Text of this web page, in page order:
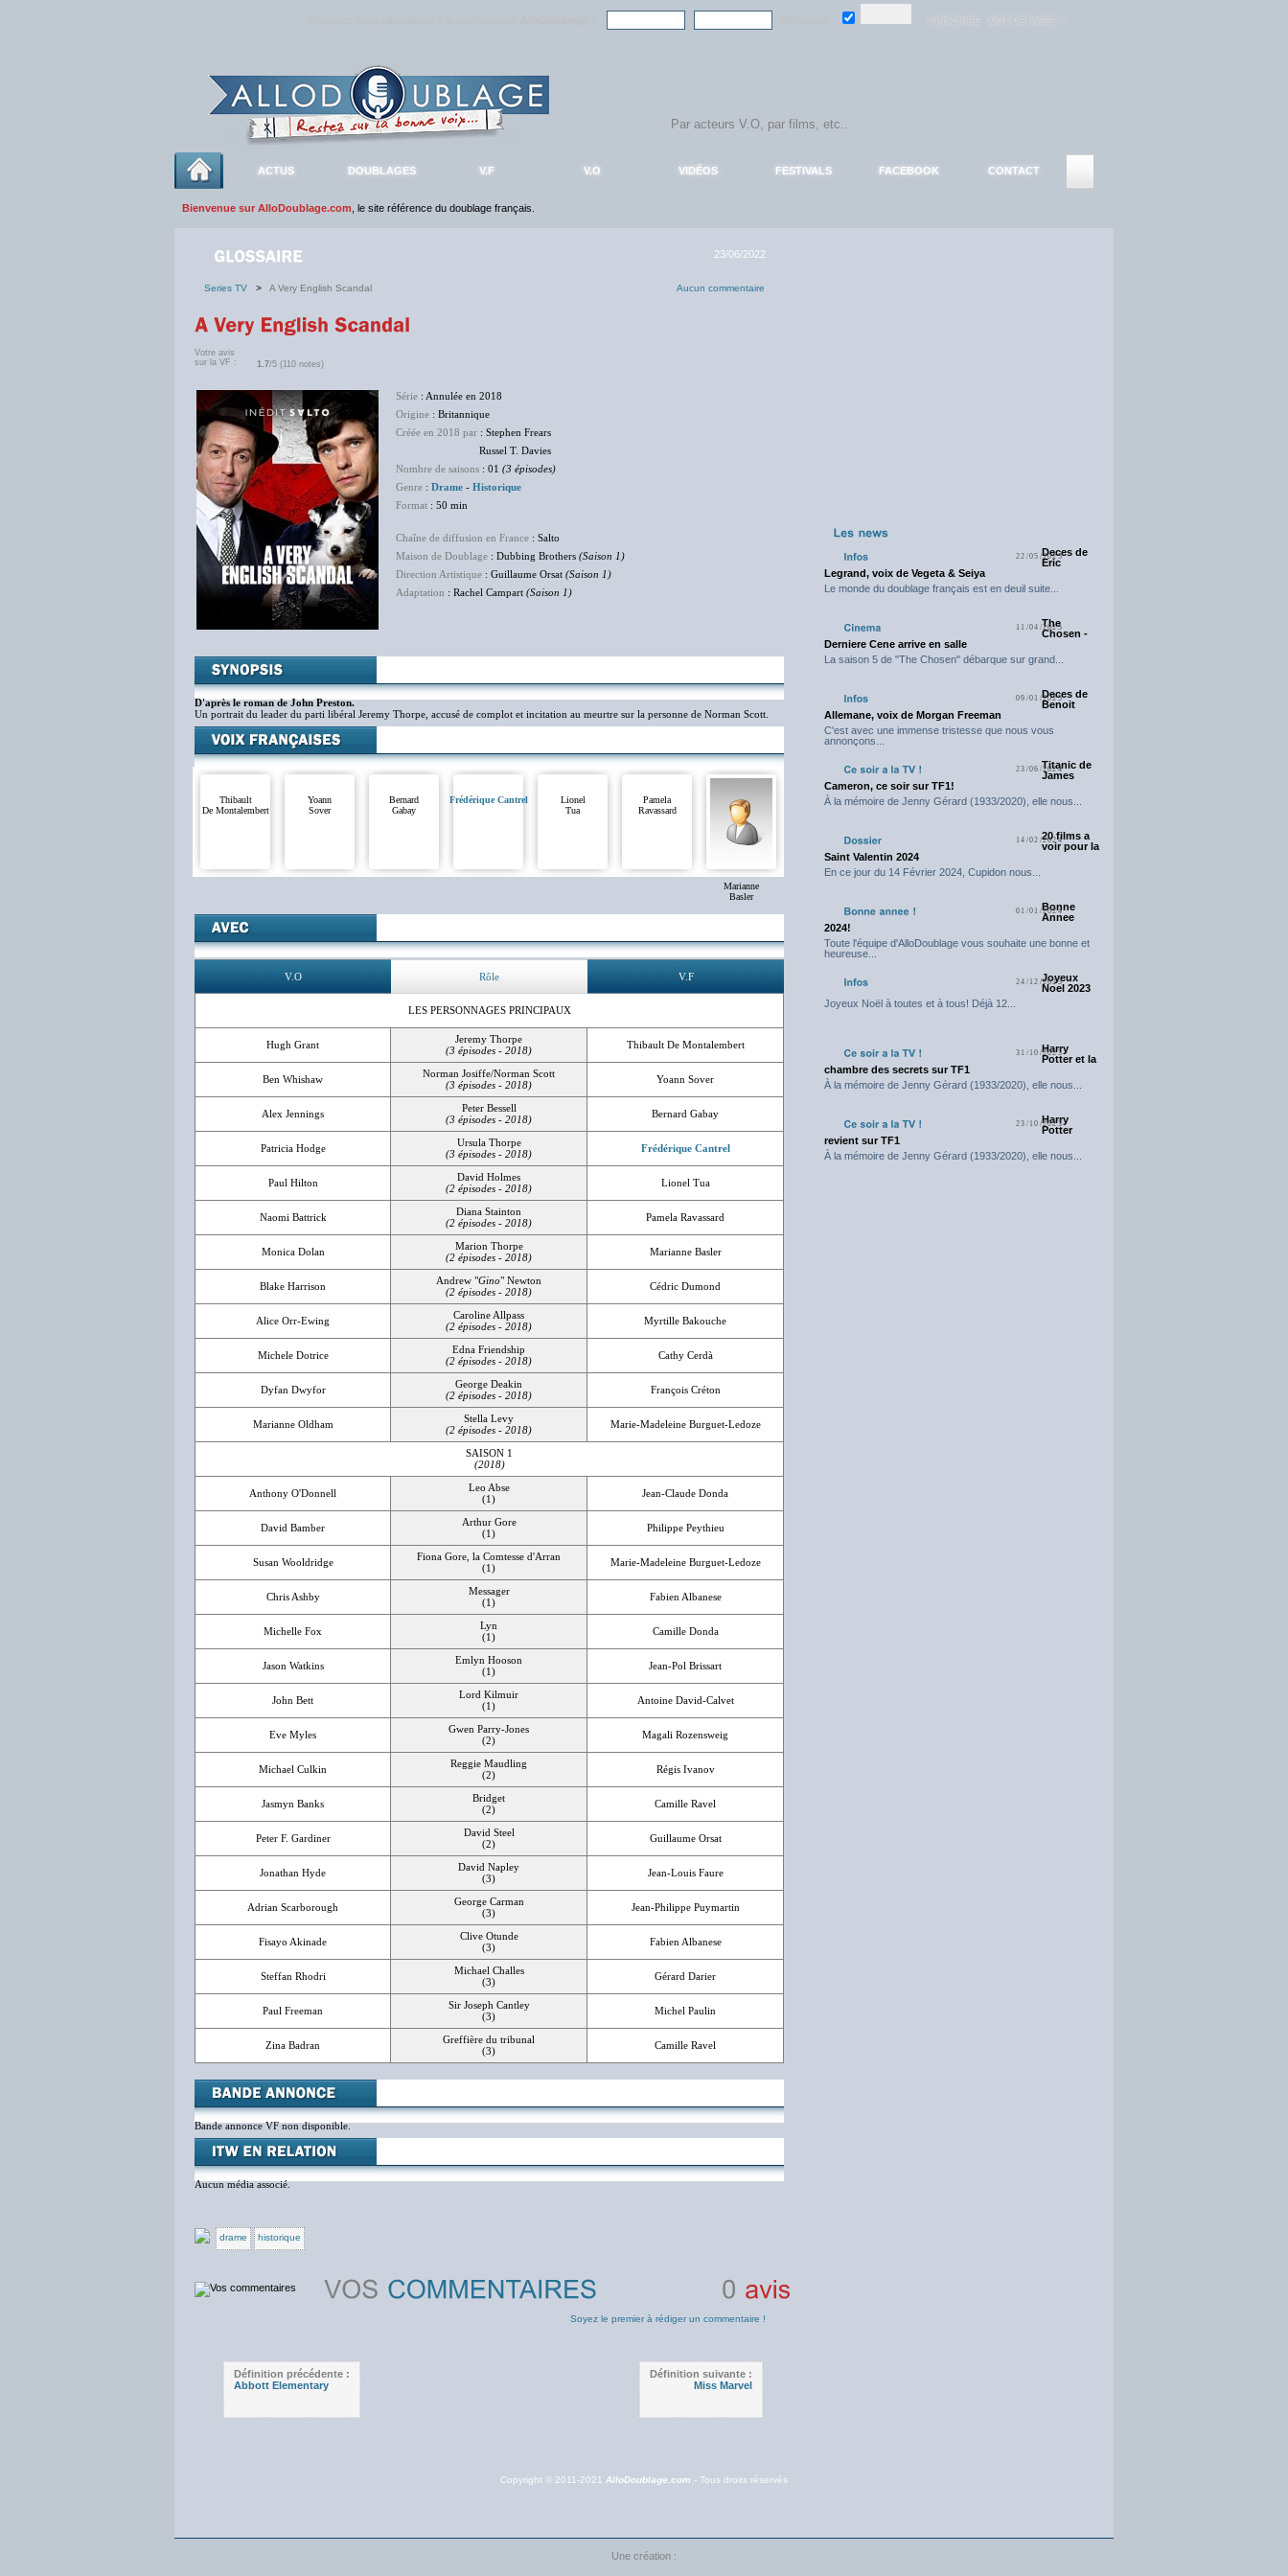
ACTUS DOUBLAGES V.F V.O VIDÉOS FESTIVALS FACEBOOK CONTACT
Bienvenue sur AlloDoublage.com , le site référence du doublage français.
23/06/2022
Series TV > A Very English Scandal Aucun commentaire
Votre avis
sur la VF :
1.7/5 (110 notes)
Série : Annulée en 2018
Origine : Britannique
Créée en 2018 par : Stephen Frears
Russel T. Davies
Nombre de saisons : 01 (3 épisodes)
Genre : Drame - Historique
Format : 50 min
Chaîne de diffusion en France : Salto
Maison de Doublage : Dubbing Brothers (Saison 1)
Direction Artistique : Guillaume Orsat (Saison 1)
Adaptation : Rachel Campart (Saison 1)
D'après le roman de John Preston.
Un portrait du leader du parti libéral Jeremy Thorpe, accusé de complot et incitation au meurtre sur la personne de Norman Scott.
Thibault
De Montalembert
Yoann
Sover
Bernard
Gabay
Frédérique Cantrel
Lionel
Tua
Pamela
Ravassard
Marianne
Basler
V.O Rôle V.F
LES PERSONNAGES PRINCIPAUX
Hugh Grant
Jeremy Thorpe
(3 épisodes - 2018)
Thibault De Montalembert
Ben Whishaw
Norman Josiffe/Norman Scott
(3 épisodes - 2018)
Yoann Sover
Alex Jennings
Peter Bessell
(3 épisodes - 2018)
Bernard Gabay
Patricia Hodge
Ursula Thorpe
(3 épisodes - 2018)
Frédérique Cantrel
Paul Hilton
David Holmes
(2 épisodes - 2018)
Lionel Tua
Naomi Battrick
Diana Stainton
(2 épisodes - 2018)
Pamela Ravassard
Monica Dolan
Marion Thorpe
(2 épisodes - 2018)
Marianne Basler
Blake Harrison Andrew "Gino" Newton
(2 épisodes - 2018)
Cédric Dumond
Alice Orr-Ewing
Caroline Allpass
(2 épisodes - 2018)
Myrtille Bakouche
Michele Dotrice
Edna Friendship
(2 épisodes - 2018)
Cathy Cerdà
Dyfan Dwyfor
George Deakin
(2 épisodes - 2018)
François Créton
Marianne Oldham
Stella Levy
(2 épisodes - 2018)
Marie-Madeleine Burguet-Ledoze
SAISON 1
(2018)
Anthony O'Donnell
Leo Abse
(1)
Jean-Claude Donda
David Bamber
Arthur Gore
(1)
Philippe Peythieu
Susan Wooldridge
Fiona Gore, la Comtesse d'Arran
(1)
Marie-Madeleine Burguet-Ledoze
Chris Ashby
Messager
(1)
Fabien Albanese
Michelle Fox
Lyn
(1)
Camille Donda
Jason Watkins
Emlyn Hooson
(1)
Jean-Pol Brissart
John Bett
Lord Kilmuir
(1)
Antoine David-Calvet
Eve Myles
Gwen Parry-Jones
(2)
Magali Rozensweig
Michael Culkin
Reggie Maudling
(2)
Régis Ivanov
Jasmyn Banks
Bridget
(2)
Camille Ravel
Peter F. Gardiner
David Steel
(2)
Guillaume Orsat
Jonathan Hyde
David Napley
(3)
Jean-Louis Faure
Adrian Scarborough
George Carman
(3)
Jean-Philippe Puymartin
Fisayo Akinade
Clive Otunde
(3)
Fabien Albanese
Steffan Rhodri
Michael Challes
(3)
Gérard Darier
Paul Freeman
Sir Joseph Cantley
(3)
Michel Paulin
Zina Badran
Greffière du tribunal
(3)
Camille Ravel
Bande annonce VF non disponible.
Aucun média associé.
drame historique
Soyez le premier à rédiger un commentaire !
Définition précédente :
Abbott Elementary
Définition suivante :
Miss Marvel
22/05/2025Deces de
Eric
Legrand, voix de Vegeta & Seiya
Le monde du doublage français est en deuil suite...
11/04/2025
The
Chosen -
Derniere Cene arrive en salle
La saison 5 de "The Chosen" débarque sur grand...
09/01/2025Deces de
Benoit
Allemane, voix de Morgan Freeman
C'est avec une immense tristesse que nous vous
annonçons...
23/06/2024Titanic de
James
Cameron, ce soir sur TF1!
À la mémoire de Jenny Gérard (1933/2020), elle nous...
14/02/202420 films a
voir pour la
Saint Valentin 2024
En ce jour du 14 Février 2024, Cupidon nous...
01/01/2024
Bonne
Annee
2024!
Toute l'équipe d'AlloDoublage vous souhaite une bonne et
heureuse...
24/12/2023
Joyeux
Noel 2023
Joyeux Noël à toutes et à tous! Déjà 12...
31/10/2023
Harry
Potter et la
chambre des secrets sur TF1
À la mémoire de Jenny Gérard (1933/2020), elle nous...
23/10/2023
Harry
Potter
revient sur TF1
À la mémoire de Jenny Gérard (1933/2020), elle nous...
Copyright © 2011-2021 AlloDoublage.com - Tous droits réservés
Une création :